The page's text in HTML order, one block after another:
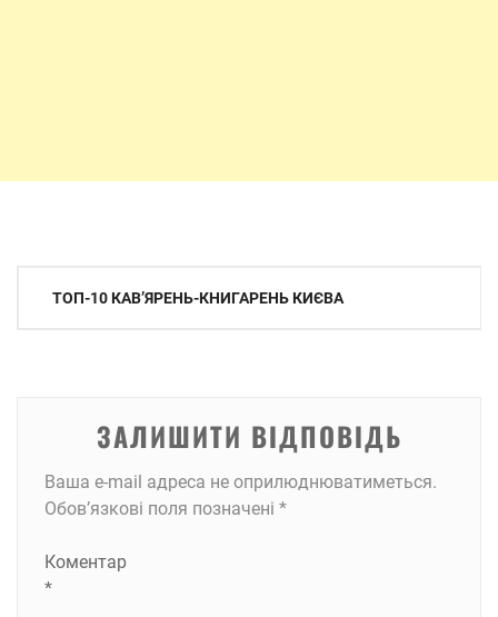
Навігація
ТОП-10 КАВ’ЯРЕНЬ-КНИГАРЕНЬ КИЄВА
ЗАЛИШИТИ ВІДПОВІДЬ
Ваша e-mail адреса не оприлюднюватиметься.
Обов’язкові поля позначені *
Коментар
*